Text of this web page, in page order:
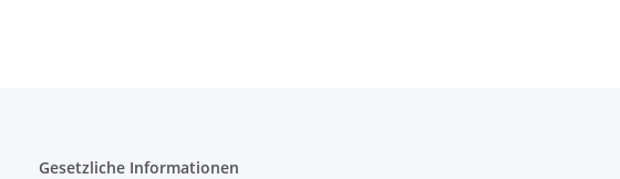
Gesetzliche Informationen